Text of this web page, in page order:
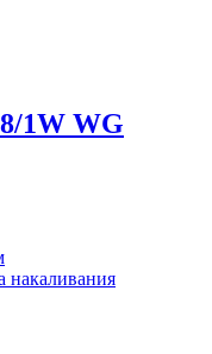
1W WG
накаливания